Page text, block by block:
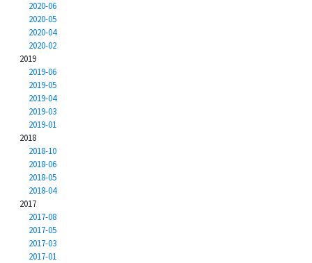
2020-06
2020-05
2020-04
2020-02
2019
2019-06
2019-05
2019-04
2019-03
2019-01
2018
2018-10
2018-06
2018-05
2018-04
2017
2017-08
2017-05
2017-03
2017-01